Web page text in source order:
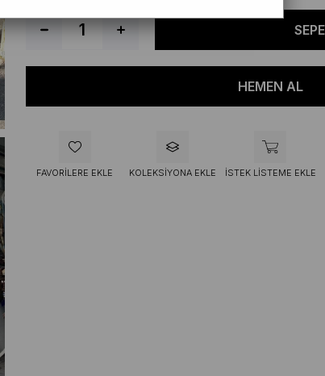
FAVORILERE EKLE KOLEKSIYONA EKLE İSTEK LISTEME EKLE